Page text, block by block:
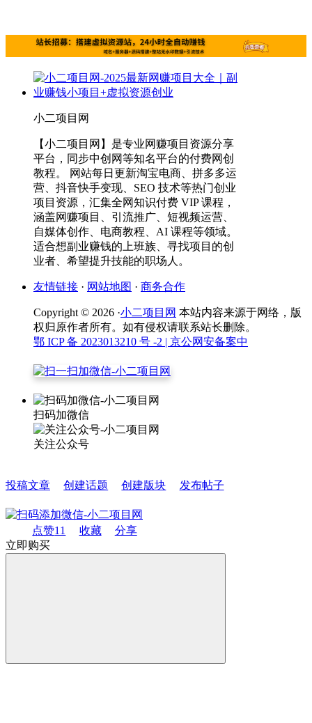
小二项目网
【小二项目网】是专业网赚项目资源分享
平台，同步中创网等知名平台的付费网创
教程。 网站每日更新淘宝电商、拼多多运
营、抖音快手变现、SEO 技术等热门创业
项目资源，汇集全网知识付费 VIP 课程，
涵盖网赚项目、引流推广、短视频运营、
自媒体创作、电商教程、AI 课程等领域。
适合想副业赚钱的上班族、寻找项目的创
业者、希望提升技能的职场人。
友情链接 · 网站地图 · 商务合作
Copyright © 2026 ·小二项目网 本站内容来源于网络，版
权归原作者所有。如有侵权请联系站长删除。
鄂 ICP 备 2023013210 号 -2 | 京公网安备案中
扫码加微信
关注公众号
投稿文章 创建话题 创建版块 发布帖子
点赞11 收藏
分享
立即购买